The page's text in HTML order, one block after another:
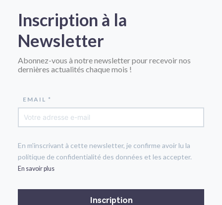
Inscription à la
Newsletter
Abonnez-vous à notre newsletter pour recevoir nos
dernières actualités chaque mois !
EMAIL *
En m'inscrivant à cette newsletter, je confirme avoir lu la
politique de confidentialité des données et les accepter.
En savoir plus